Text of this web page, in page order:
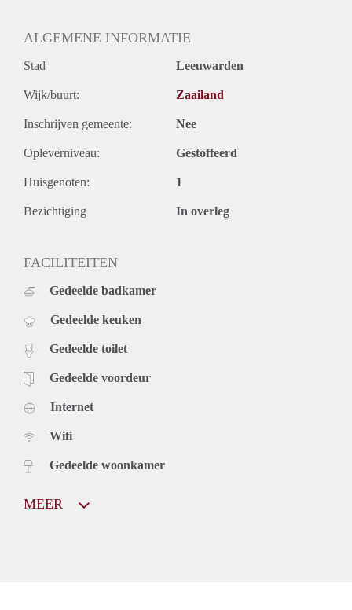
ALGEMENE INFORMATIE
Stad Leeuwarden
Wijk/buurt: Zaailand
Inschrijven gemeente: Nee
Opleverniveau: Gestoffeerd
Huisgenoten: 1
Bezichtiging In overleg
FACILITEITEN
Gedeelde badkamer
Gedeelde keuken
Gedeelde toilet
Gedeelde voordeur
Internet
Wifi
Gedeelde woonkamer
MEER